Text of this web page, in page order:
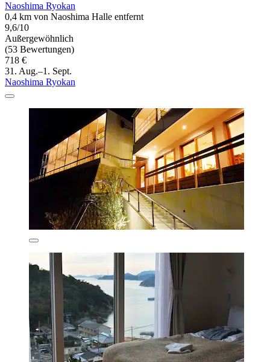
Naoshima Ryokan
0,4 km von Naoshima Halle entfernt
9,6/10
Außergewöhnlich
(53 Bewertungen)
718 €
31. Aug.–1. Sept.
Naoshima Ryokan